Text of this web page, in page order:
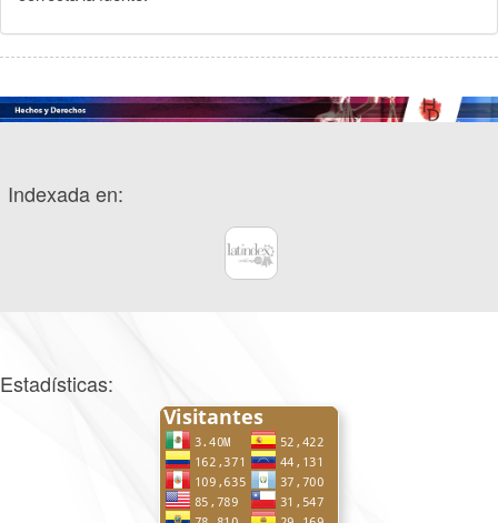
Indexada en:
Estadísticas: